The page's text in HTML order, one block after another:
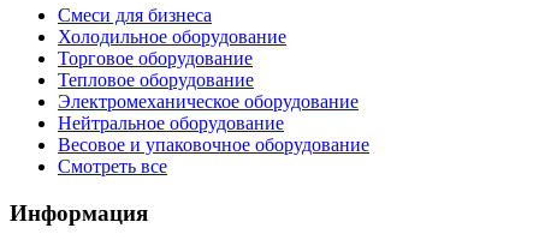
Смеси для бизнеса
Холодильное оборудование
Торговое оборудование
Тепловое оборудование
Электромеханическое оборудование
Нейтральное оборудование
Весовое и упаковочное оборудование
Смотреть все
Информация